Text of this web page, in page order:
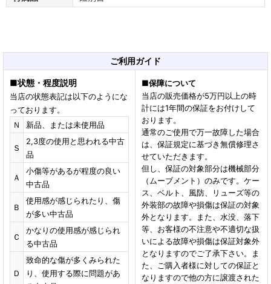
ご利用ガイド
■状態・程度説明
当店の状態表記は以下のようにな
っております。
Ｎ
新品、または未使用品
Ｓ
2,3度の使用と思われる中古
品
Ａ
小傷等があるが程度の良い
中古品
Ｂ
使用感が感じられたり、傷
が多い中古品
Ｃ
かなりの使用感が感じられ
る中古品
Ｄ
致命的な傷が多くみられた
り、使用する際に問題があ
■保障について
当店の販売価格が5万円以上の時
計には1年間の保証をお付けして
おります。
通常のご使用で万一故障した場合
は、保証規定に基づき無償修理さ
せていただきます。
但し、保証の対象部分は機械部分
（ムーブメント）のみです。ケー
ス、ベルト、風防、リューズ等の
外装部の故障や損傷は保証の対象
外となります。また、水没、落下
等、お客様の不注意や不適切な扱
いによる故障や損傷は保証対象外
となりますのでご了承下さい。ま
た、ご購入者様に対しての保証と
なりますので他の方に譲渡された